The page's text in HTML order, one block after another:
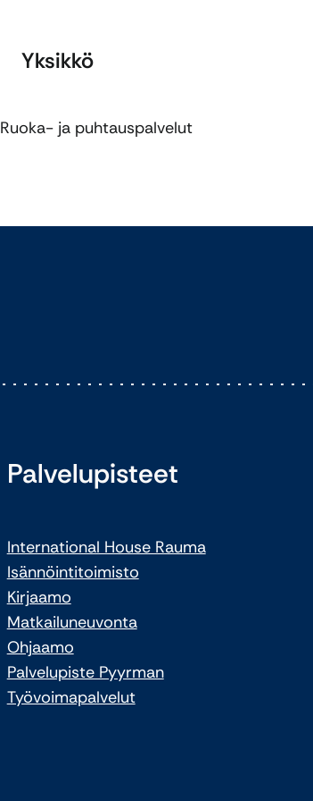
Yksikkö
Ruoka- ja puhtauspalvelut
Palvelupisteet
International House Rauma
Isännöintitoimisto
Kirjaamo
Matkailuneuvonta
Ohjaamo
Palvelupiste Pyyrman
Työvoimapalvelut